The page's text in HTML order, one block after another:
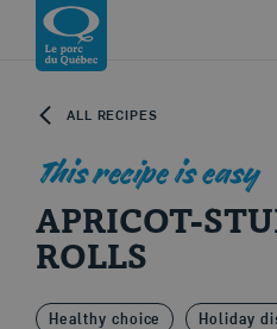
Skip to content
Return to homepage
ALL RECIPES
This recipe is easy
APRICOT-
ROLLS
Healthy choice Holiday